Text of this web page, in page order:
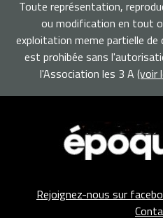
Toute représentation,
ou modification en tout
exploitation meme partielle
est prohibée sans
l'Association les 3 A (voir
Rejoignez-nous sur